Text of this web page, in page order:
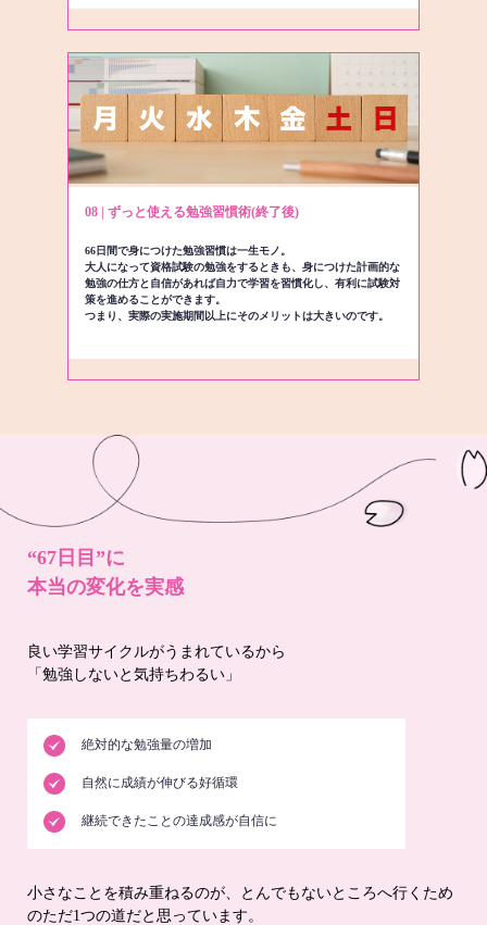
08 | ずっと使える勉強習慣術(終了後)
66日間で身につけた勉強習慣は一生モノ。
大人になって資格試験の勉強をするときも、身につけた計画的な
勉強の仕方と自信があれば自力で学習を習慣化し、有利に試験対
策を進めることができます。
つまり、実際の実施期間以上にそのメリットは大きいのです。
“67日目”に
本当の変化を実感
良い学習サイクルがうまれているから
「勉強しないと気持ちわるい」
絶対的な勉強量の増加
自然に成績が伸びる好循環
継続できたことの達成感が自信に
小さなことを積み重ねるのが、とんでもないところへ行くため
のただ1つの道だと思っています。